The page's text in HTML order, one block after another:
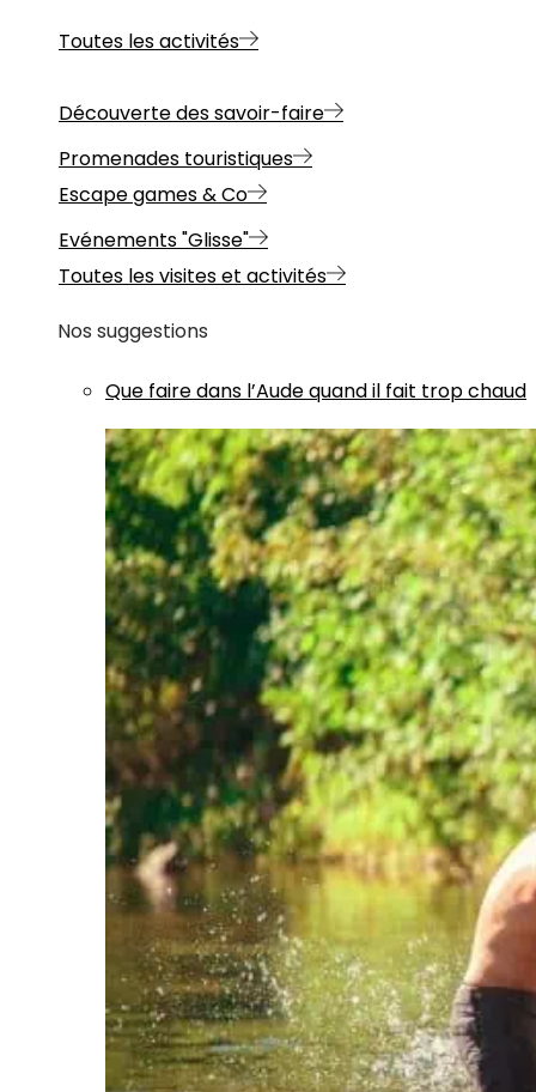
Toutes les activités
Découverte des savoir-faire
Promenades touristiques
Escape games & Co
Evénements "Glisse"
Toutes les visites et activités
Nos suggestions
Que faire dans l’Aude quand il fait trop chaud